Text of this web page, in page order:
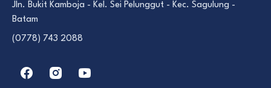
Jln. Bukit Kamboja - Kel. Sei Pelunggut - Kec. Sagulung -
Batam
(0778) 743 2088